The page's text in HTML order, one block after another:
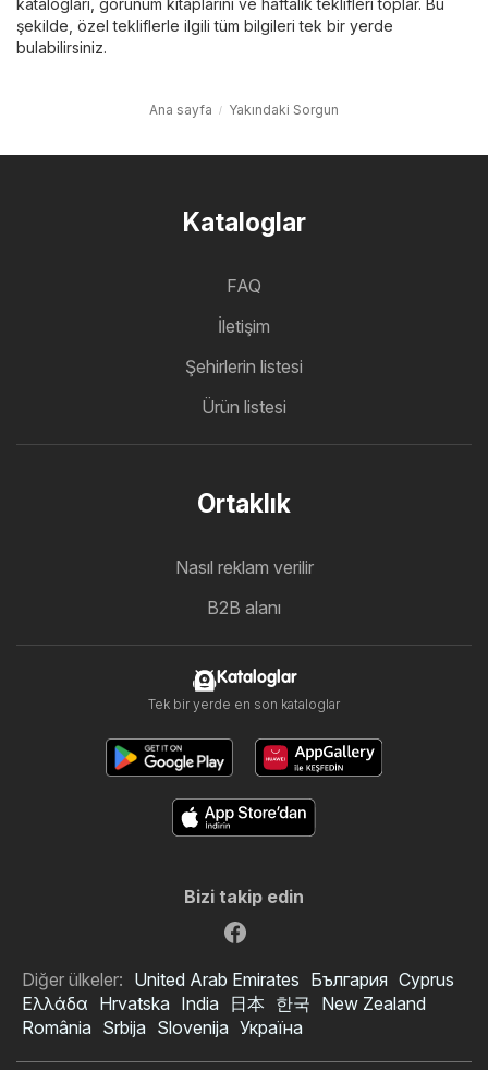
şekilde, özel tekliflerle ilgili tüm bilgileri tek bir yerde
bulabilirsiniz.
Ana sayfa Yakındaki Sorgun
Kataloglar
FAQ
İletişim
Şehirlerin listesi
Ürün listesi
Ortaklık
Nasıl reklam verilir
B2B alanı
Kataloglar
Tek bir yerde en son kataloglar
Bizi takip edin
Diğer ülkeler: United Arab Emirates България Cyprus
Ελλάδα Hrvatska India 日本 한국 New Zealand
România Srbija Slovenija Україна